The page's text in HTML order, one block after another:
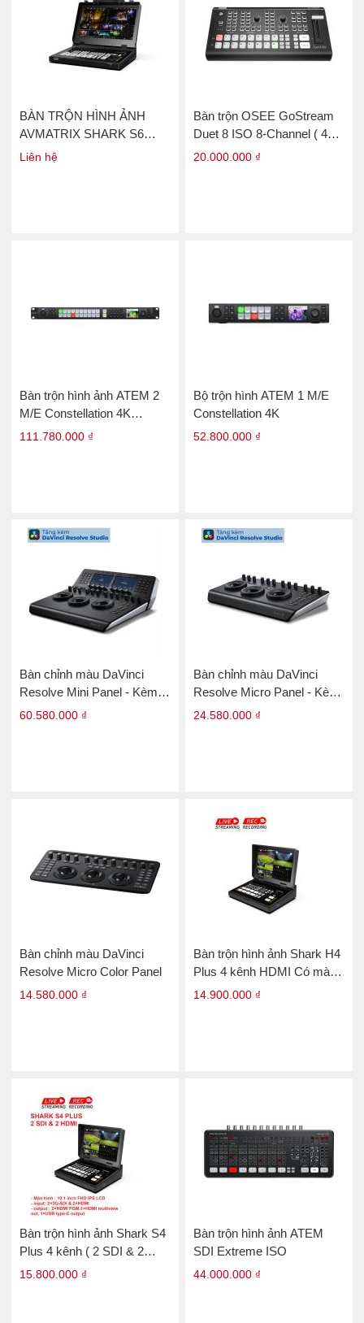
BÀN TRỘN HÌNH ẢNH
AVMATRIX SHARK S6
PLUS 17.3″ 6CH SDI/
Liên hệ
Bàn trộn OSEE GoStream
Duet 8 ISO 8-Channel ( 4K-
HDMI, SDI, NDI
20.000.000 ₫
Bàn trộn hình ảnh ATEM 2
M/E Constellation 4K
Blackmagic Design
111.780.000 ₫
Bộ trộn hình ATEM 1 M/E
Constellation 4K
52.800.000 ₫
Bàn chỉnh màu DaVinci
Resolve Mini Panel - Kèm
phần mềm DaVinci Resolve
60.580.000 ₫
Bàn chỉnh màu DaVinci
Resolve Micro Panel - Kèm
phần mềm phần mềm
24.580.000 ₫
Bàn chỉnh màu DaVinci
Resolve Micro Color Panel
14.580.000 ₫
Bàn trộn hình ảnh Shark H4
Plus 4 kênh HDMI Có màn
hình
14.900.000 ₫
Bàn trộn hình ảnh Shark S4
Plus 4 kênh ( 2 SDI & 2
HDM)
15.800.000 ₫
Bàn trộn hình ảnh ATEM
SDI Extreme ISO
44.000.000 ₫